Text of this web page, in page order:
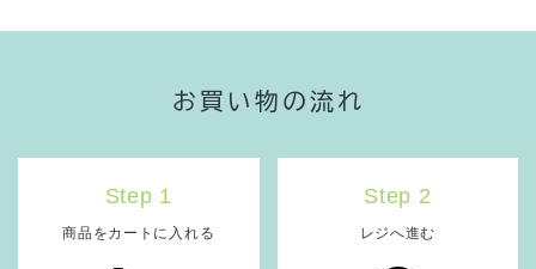
お買い物の流れ
Step 1
商品をカートに入れる
Step 2
レジへ進む